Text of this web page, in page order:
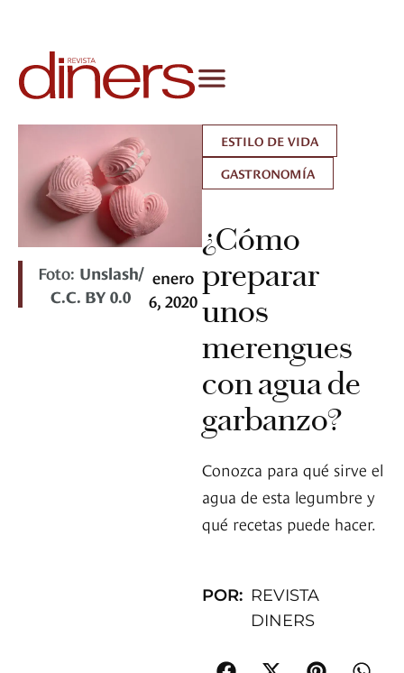
Foto: Unslash/
C.C. BY 0.0
enero
6, 2020
ESTILO DE VIDA
GASTRONOMÍA
¿Cómo
preparar
unos
merengues
con agua de
garbanzo?
Conozca para qué sirve el
agua de esta legumbre y
qué recetas puede hacer.
POR: REVISTA
DINERS